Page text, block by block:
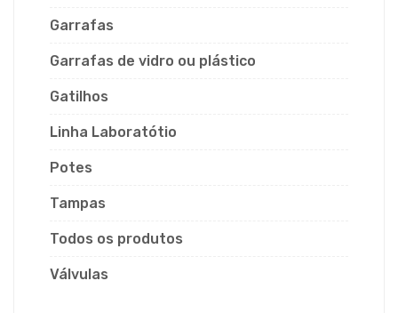
Garrafas
Garrafas de vidro ou plástico
Gatilhos
Linha Laboratótio
Potes
Tampas
Todos os produtos
Válvulas